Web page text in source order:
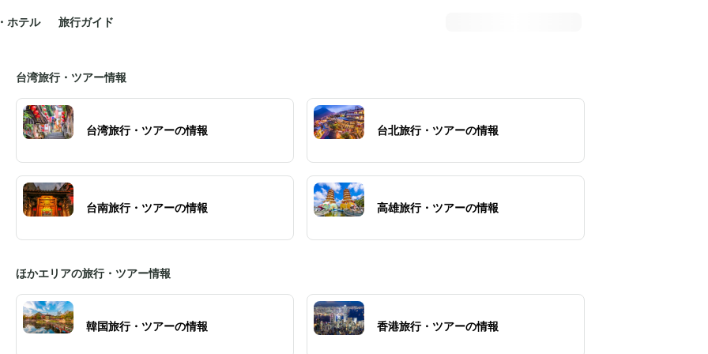
ホテル 旅行ガイド
台湾旅行・ツアー情報
台湾旅行・ツアーの情報 台北旅行・ツアーの情報
台南旅行・ツアーの情報 高雄旅行・ツアーの情報
ほかエリアの旅行・ツアー情報
韓国旅行・ツアーの情報 香港旅行・ツアーの情報